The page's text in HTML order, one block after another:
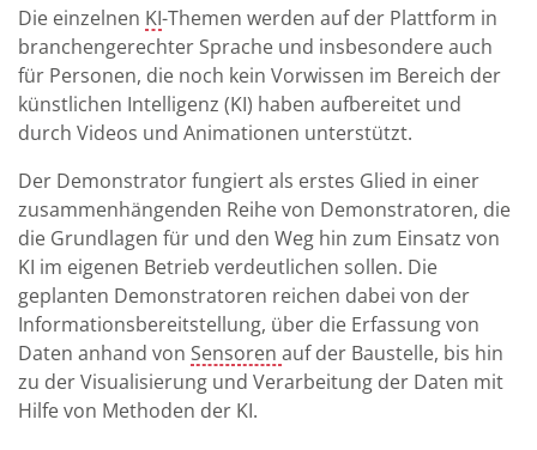
Die einzelnen KI-Themen werden auf der Plattform in
branchengerechter Sprache und insbesondere auch
für Personen, die noch kein Vorwissen im Bereich der
künstlichen Intelligenz (KI) haben aufbereitet und
durch Videos und Animationen unterstützt.
Der Demonstrator fungiert als erstes Glied in einer
zusammenhängenden Reihe von Demonstratoren, die
die Grundlagen für und den Weg hin zum Einsatz von
KI im eigenen Betrieb verdeutlichen sollen. Die
geplanten Demonstratoren reichen dabei von der
Informationsbereitstellung, über die Erfassung von
Daten anhand von Sensoren auf der Baustelle, bis hin
zu der Visualisierung und Verarbeitung der Daten mit
Hilfe von Methoden der KI.